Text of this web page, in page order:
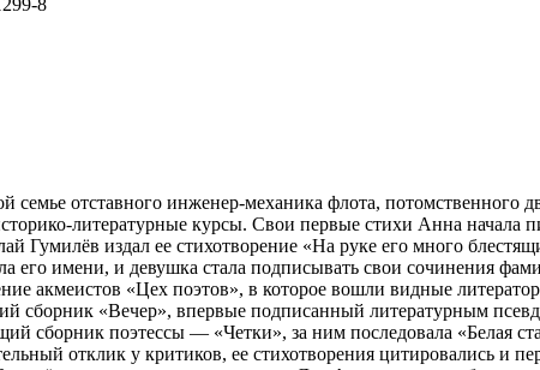
отставного инженер-механика флота, потомственного
литературные курсы. Свои первые стихи Анна начала
Гумилёв издал ее стихотворение «На руке его много
его имени, и девушка стала подписывать свои сочинения
акмеистов «Цех поэтов», в которое вошли видные
сборник «Вечер», впервые подписанный литературным
сборник поэтессы — «Четки», за ним последовала «Белая
отклик у критиков, ее стихотворения цитировались и